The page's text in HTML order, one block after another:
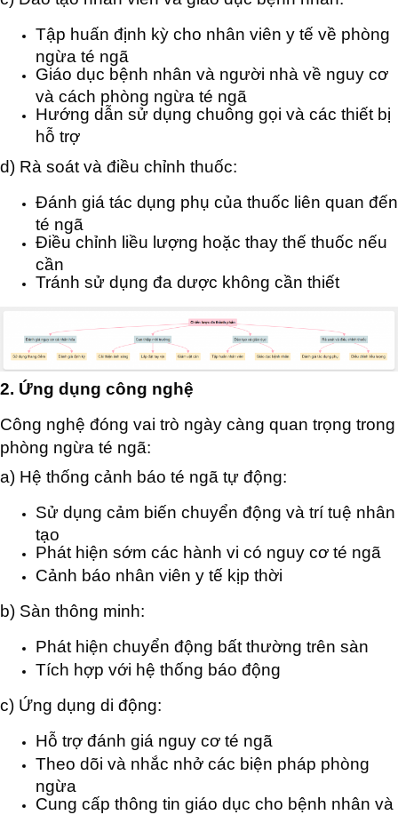
Tập huấn định kỳ cho nhân viên y tế về phòng
ngừa té ngã
Giáo dục bệnh nhân và người nhà về nguy cơ
và cách phòng ngừa té ngã
Hướng dẫn sử dụng chuông gọi và các thiết bị
hỗ trợ
d) Rà soát và điều chỉnh thuốc:
Đánh giá tác dụng phụ của thuốc liên quan đến
té ngã
Điều chỉnh liều lượng hoặc thay thế thuốc nếu
cần
Tránh sử dụng đa dược không cần thiết
2. Ứng dụng công nghệ
Công nghệ đóng vai trò ngày càng quan trọng trong
phòng ngừa té ngã:
a) Hệ thống cảnh báo té ngã tự động:
Sử dụng cảm biến chuyển động và trí tuệ nhân
tạo
Phát hiện sớm các hành vi có nguy cơ té ngã
Cảnh báo nhân viên y tế kịp thời
b) Sàn thông minh:
Phát hiện chuyển động bất thường trên sàn
Tích hợp với hệ thống báo động
c) Ứng dụng di động:
Hỗ trợ đánh giá nguy cơ té ngã
Theo dõi và nhắc nhở các biện pháp phòng
ngừa
Cung cấp thông tin giáo dục cho bệnh nhân và